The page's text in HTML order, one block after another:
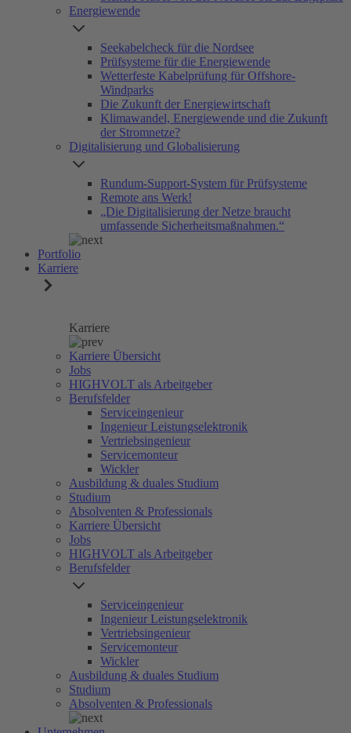
Energiewende
Seekabelcheck für die Nordsee
Prüfsysteme für die Energiewende
Wetterfeste Kabelprüfung für Offshore-
Windparks
Die Zukunft der Energiewirtschaft
Klimawandel, Energiewende und die Zukunft
der Stromnetze?
Digitalisierung und Globalisierung
Rundum-Support-System für Prüfsysteme
Remote ans Werk!
„Die Digitalisierung der Netze braucht
umfassende Sicherheitsmaßnahmen.“
Portfolio
Karriere
Karriere
Karriere Übersicht
Jobs
HIGHVOLT als Arbeitgeber
Berufsfelder
Serviceingenieur
Ingenieur Leistungselektronik
Vertriebsingenieur
Servicemonteur
Wickler
Ausbildung & duales Studium
Studium
Absolventen & Professionals
Karriere Übersicht
Jobs
HIGHVOLT als Arbeitgeber
Berufsfelder
Serviceingenieur
Ingenieur Leistungselektronik
Vertriebsingenieur
Servicemonteur
Wickler
Ausbildung & duales Studium
Studium
Absolventen & Professionals